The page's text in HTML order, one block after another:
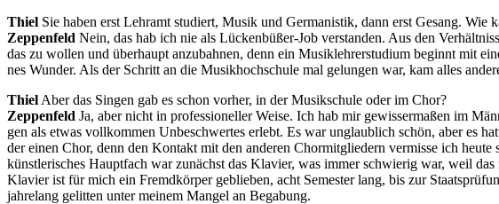
Thiel Sie ha­ben erst Lehr­amt stu­diert, Mu­sik und Ger­ma­nis­tik, dann erst Ge­sang. Wie
Zep­pe­n­feld Nein, das hab ich nie als Lü­cken­bü­ßer-Job ver­stan­den. Aus den
das zu wol­len und über­haupt an­zu­bah­nen, denn ein Mu­sik­leh­rer­stu­di­um be­ginnt mit
nes Wun­der. Als der Schritt an die Mu­sik­hoch­schu­le mal ge­lun­gen war, kam al­les
Thiel Aber das Sin­gen gab es schon vor­her, in der Mu­sik­schu­le oder im Chor?
Zep­pe­n­feld Ja, aber nicht in pro­fes­sio­nel­ler Wei­se. Ich hab mir ge­wis­ser­ma­ßen im
gen als et­was voll­kom­men Un­be­schwer­tes er­lebt. Es war un­glaub­lich schön, aber es
der ei­nen Chor, denn den Kon­takt mit den an­de­ren Chor­mit­glie­dern ver­mis­se ich
künst­le­ri­sches Haupt­fach war zu­nächst das Kla­vier, was im­mer schwie­rig war, weil
Kla­vier ist für mich ein Fremd­kör­per ge­blie­ben, acht Se­mes­ter lang, bis zur
jah­re­lang ge­lit­ten un­ter mei­nem Man­gel an Begabung.